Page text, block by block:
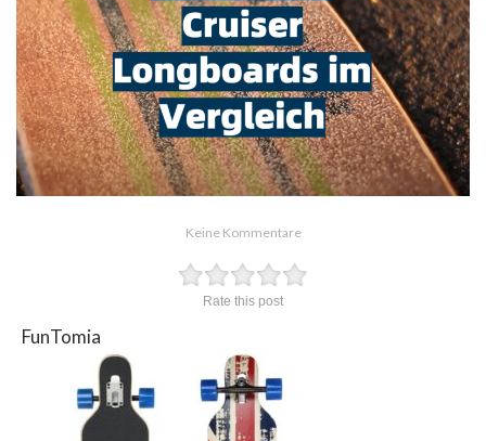
Keine Kommentare
Rate this post
FunTomia